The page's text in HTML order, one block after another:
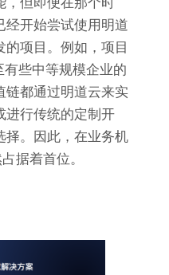
经开始尝试使用明道
项目。例如，项目
些中等规模企业的
链都通过明道云来实
进行传统的定制开
择。因此，在业务机
据着首位。